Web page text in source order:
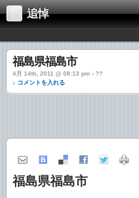
追悼
福島県福島市
4月 14th, 2011 @ 08:13 pm › ??
↓ コメントを入れる
福島県福島市